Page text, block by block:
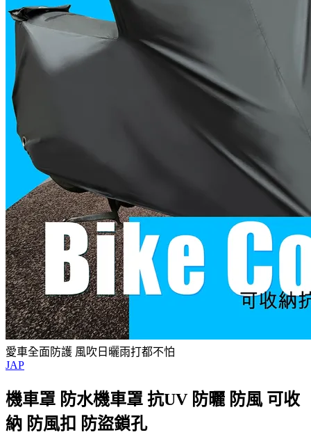
愛車全面防護 風吹日曬雨打都不怕
JAP
機車罩 防水機車罩 抗UV 防曬 防風 可收
納 防風扣 防盜鎖孔